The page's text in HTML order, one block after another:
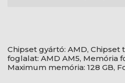
Chipset gyártó: AMD, Chipset
foglalat: AMD AM5, Memória
Maximum memória: 128 GB,